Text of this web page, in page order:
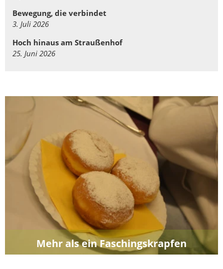
Bewegung, die verbindet
3. Juli 2026
Hoch hinaus am Straußenhof
25. Juni 2026
Mehr als ein Faschingskrapfen